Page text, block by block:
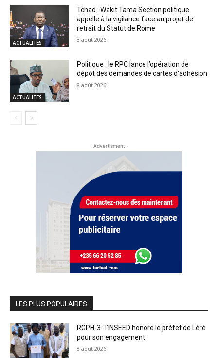
ACTUALITES
Tchad : Wakit Tama Section politique
appelle à la vigilance face au projet de
retrait du Statut de Rome
8 août 2026
ACTUALITES
Politique : le RPC lance l’opération de
dépôt des demandes de cartes d’adhésion
8 août 2026
- Advertisment -
LES PLUS POPULAIRES
RGPH-3 : l’INSEED honore le préfet de Léré
pour son engagement
8 août 2026